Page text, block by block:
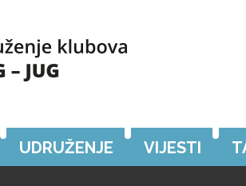
UDRUŽENJE VIJESTI